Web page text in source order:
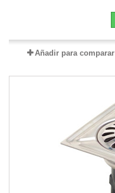
Añadir para comparar